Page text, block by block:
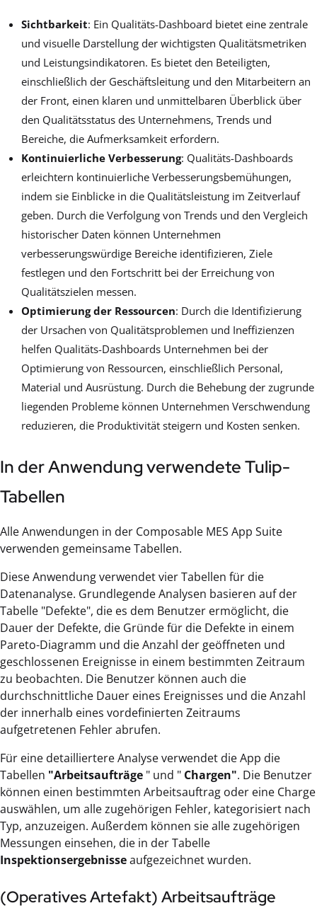
Sichtbarkeit: Ein Qualitäts-Dashboard bietet eine zentrale
und visuelle Darstellung der wichtigsten Qualitätsmetriken
und Leistungsindikatoren. Es bietet den Beteiligten,
einschließlich der Geschäftsleitung und den Mitarbeitern an
der Front, einen klaren und unmittelbaren Überblick über
den Qualitätsstatus des Unternehmens, Trends und
Bereiche, die Aufmerksamkeit erfordern.
Kontinuierliche Verbesserung: Qualitäts-Dashboards
erleichtern kontinuierliche Verbesserungsbemühungen,
indem sie Einblicke in die Qualitätsleistung im Zeitverlauf
geben. Durch die Verfolgung von Trends und den Vergleich
historischer Daten können Unternehmen
verbesserungswürdige Bereiche identifizieren, Ziele
festlegen und den Fortschritt bei der Erreichung von
Qualitätszielen messen.
Optimierung der Ressourcen: Durch die Identifizierung
der Ursachen von Qualitätsproblemen und Ineffizienzen
helfen Qualitäts-Dashboards Unternehmen bei der
Optimierung von Ressourcen, einschließlich Personal,
Material und Ausrüstung. Durch die Behebung der zugrunde
liegenden Probleme können Unternehmen Verschwendung
reduzieren, die Produktivität steigern und Kosten senken.
In der Anwendung verwendete Tulip-
Tabellen
Alle Anwendungen in der Composable MES App Suite
verwenden gemeinsame Tabellen.
Diese Anwendung verwendet vier Tabellen für die
Datenanalyse. Grundlegende Analysen basieren auf der
Tabelle "Defekte", die es dem Benutzer ermöglicht, die
Dauer der Defekte, die Gründe für die Defekte in einem
Pareto-Diagramm und die Anzahl der geöffneten und
geschlossenen Ereignisse in einem bestimmten Zeitraum
zu beobachten. Die Benutzer können auch die
durchschnittliche Dauer eines Ereignisses und die Anzahl
der innerhalb eines vordefinierten Zeitraums
aufgetretenen Fehler abrufen.
Für eine detailliertere Analyse verwendet die App die
Tabellen "Arbeitsaufträge " und " Chargen". Die Benutzer
können einen bestimmten Arbeitsauftrag oder eine Charge
auswählen, um alle zugehörigen Fehler, kategorisiert nach
Typ, anzuzeigen. Außerdem können sie alle zugehörigen
Messungen einsehen, die in der Tabelle
Inspektionsergebnisseaufgezeichnet wurden.
(Operatives Artefakt) Arbeitsaufträge